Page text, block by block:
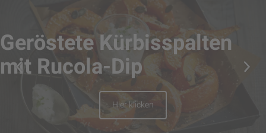
Geröstete Kürbisspalten
mit Rucola-Dip
Hier klicken